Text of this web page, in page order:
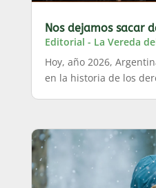
Nos dejamos sacar
Editorial - La Vereda
Hoy, año 2026,
en la historia de los